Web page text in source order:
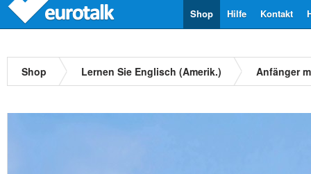
Kontakt
Hilfe
Shop
Shop Lernen Sie Englisch (Amerik.) Anfänger